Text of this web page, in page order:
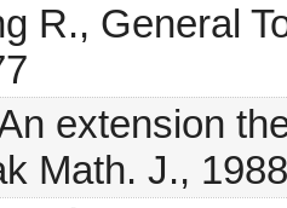
R., General
extension
Math. J.,